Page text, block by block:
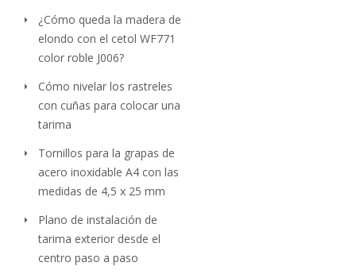
¿Cómo queda la madera de
elondo con el cetol WF771
color roble J006?
Cómo nivelar los rastreles
con cuñas para colocar una
tarima
Tornillos para la grapas de
acero inoxidable A4 con las
medidas de 4,5 x 25 mm
Plano de instalación de
tarima exterior desde el
centro paso a paso